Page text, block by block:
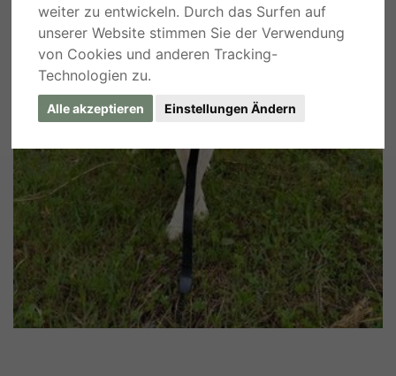
weiter zu entwickeln. Durch das Surfen auf
unserer Website stimmen Sie der Verwendung
von Cookies und anderen Tracking-
Technologien zu.
Alle akzeptieren Einstellungen Ändern